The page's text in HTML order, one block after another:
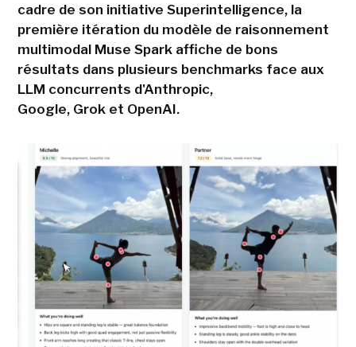
cadre de son initiative Superintelligence, la
première itération du modèle de raisonnement
multimodal Muse Spark affiche de bons
résultats dans plusieurs benchmarks face aux
LLM concurrents d'Anthropic,
Google, Grok et OpenAI.